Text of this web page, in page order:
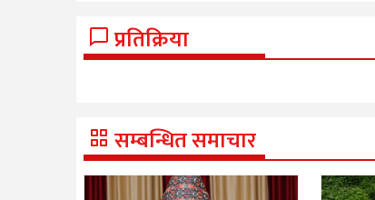
प्रतिक्रिया
सम्बन्धित समाचार